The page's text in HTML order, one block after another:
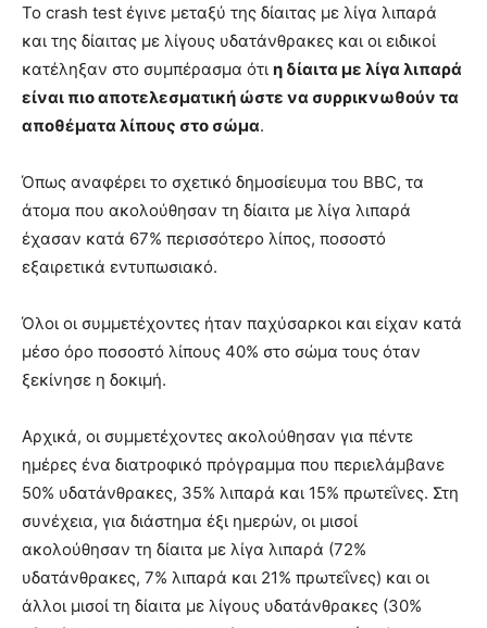
Το crash test έγινε μεταξύ της δίαιτας με λίγα λιπαρά
και της δίαιτας με λίγους υδατάνθρακες και οι ειδικοί
κατέληξαν στο συμπέρασμα ότι η δίαιτα με λίγα λιπαρά
είναι πιο αποτελεσματική ώστε να συρρικνωθούν τα
αποθέματα λίπους στο σώμα.
Όπως αναφέρει το σχετικό δημοσίευμα του BBC, τα
άτομα που ακολούθησαν τη δίαιτα με λίγα λιπαρά
έχασαν κατά 67% περισσότερο λίπος, ποσοστό
εξαιρετικά εντυπωσιακό.
Όλοι οι συμμετέχοντες ήταν παχύσαρκοι και είχαν κατά
μέσο όρο ποσοστό λίπους 40% στο σώμα τους όταν
ξεκίνησε η δοκιμή.
Αρχικά, οι συμμετέχοντες ακολούθησαν για πέντε
ημέρες ένα διατροφικό πρόγραμμα που περιελάμβανε
50% υδατάνθρακες, 35% λιπαρά και 15% πρωτεΐνες. Στη
συνέχεια, για διάστημα έξι ημερών, οι μισοί
ακολούθησαν τη δίαιτα με λίγα λιπαρά (72%
υδατάνθρακες, 7% λιπαρά και 21% πρωτεΐνες) και οι
άλλοι μισοί τη δίαιτα με λίγους υδατάνθρακες (30%